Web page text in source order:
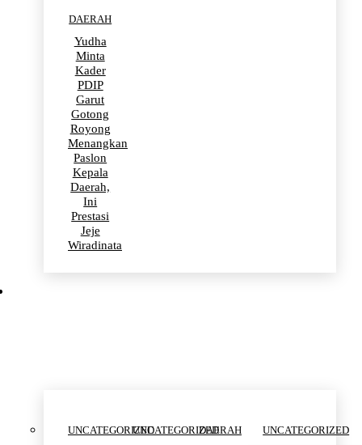
DAERAH
Yudha
Minta
Kader
PDIP
Garut
Gotong
Royong
Menangkan
Paslon
Kepala
Daerah,
Ini
Prestasi
Jeje
Wiradinata
UNCATEGORIZEDUNCATEGORIZEDDAERAH UNCATEGORIZED